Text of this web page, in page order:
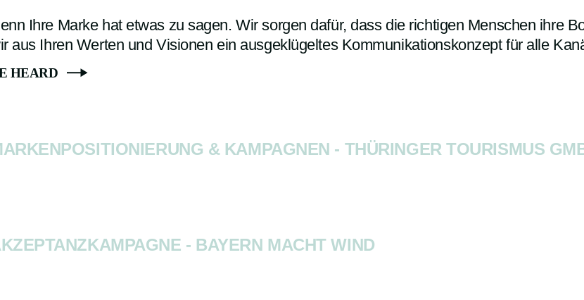
Ihre Marke hat etwas zu sagen. Wir sorgen dafür, dass die richtigen Menschen ihre
aus Ihren Werten und Visionen ein ausgeklügeltes Kommunikationskonzept für alle
HEARD
& KAMPAGNEN - THÜRINGER TOURISMUS
- BAYERN MACHT WIND